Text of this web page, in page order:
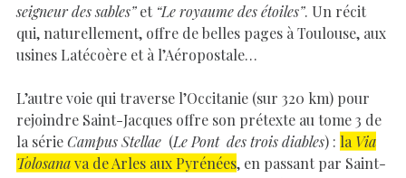
seigneur des sables”et “Le royaume des étoiles”. Un récit
qui, naturellement, offre de belles pages à Toulouse, aux
usines Latécoère et à l’Aéropostale…
L’autre voie qui traverse l’Occitanie (sur 320 km) pour
rejoindre Saint-Jacques offre son prétexte au tome 3 de
la sérieCampus Stellae (Le Pont des trois diables) : la Via
Tolosanava de Arles aux Pyrénées, en passant par Saint-